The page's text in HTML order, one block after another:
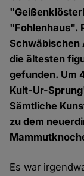
"Fohlenhaus".
Schwäbischen
die ältesten
gefunden. Um
Kult-Ur-
Sämtliche
zu dem
Es war